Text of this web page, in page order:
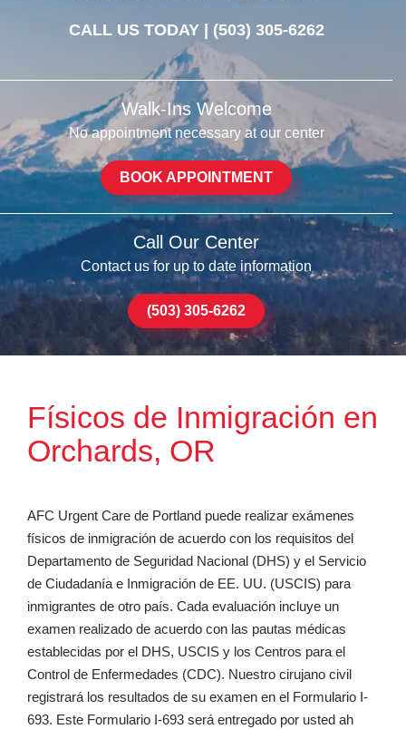
CALL US TODAY | (503) 305-6262
Walk-Ins Welcome
No appointment necessary at our center
BOOK APPOINTMENT
Call Our Center
Contact us for up to date information
(503) 305-6262
Físicos de Inmigración en
Orchards, OR
AFC Urgent Care de Portland puede realizar exámenes
físicos de inmigración de acuerdo con los requisitos del
Departamento de Seguridad Nacional (DHS) y el Servicio
de Ciudadanía e Inmigración de EE. UU. (USCIS) para
inmigrantes de otro país. Cada evaluación incluye un
examen realizado de acuerdo con las pautas médicas
establecidas por el DHS, USCIS y los Centros para el
Control de Enfermedades (CDC). Nuestro cirujano civil
registrará los resultados de su examen en el Formulario I-
693. Este Formulario I-693 será entregado por usted ah